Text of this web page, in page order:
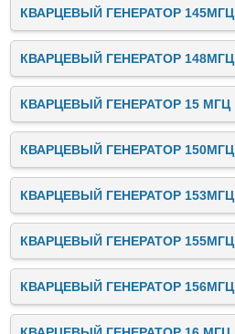
КВАРЦЕВЫЙ ГЕНЕРАТОР 145МГЦ
КВАРЦЕВЫЙ ГЕНЕРАТОР 148МГЦ
КВАРЦЕВЫЙ ГЕНЕРАТОР 15 МГЦ
КВАРЦЕВЫЙ ГЕНЕРАТОР 150МГЦ
КВАРЦЕВЫЙ ГЕНЕРАТОР 153МГЦ
КВАРЦЕВЫЙ ГЕНЕРАТОР 155МГЦ
КВАРЦЕВЫЙ ГЕНЕРАТОР 156МГЦ